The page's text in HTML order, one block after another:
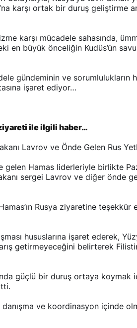
karşı ortak bir duruş geliştirme
karşı mücadele sahasında,
en büyük önceliğin Kudüs’ün
gündeminin ve sorumlulukların
işaret ediyor…
ile ilgili haber…
Lavrov ve Önde Gelen Rus
gelen Hamas liderleriyle birlikte
sergei Lavrov ve diğer önde
Rusya ziyaretine
hususlarına işaret ederek,
getirmeyeceğini belirterek
güçlü bir duruş ortaya koymak
ve koordinasyon içinde